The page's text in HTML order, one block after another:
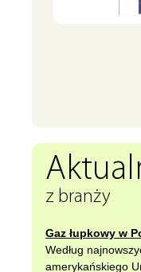
z branży
Gaz łupkowy w
Według
amerykańskiego